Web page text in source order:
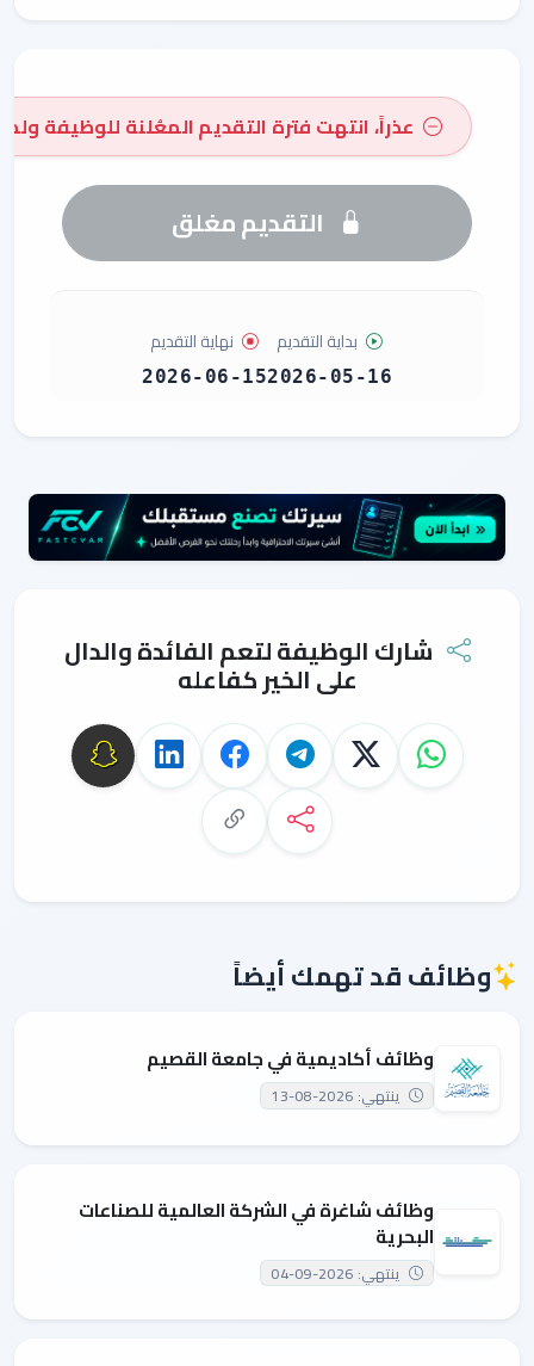
عذراً، انتهت فترة التقديم المعُلنة للوظيفة
التقديم مغلق
بداية التقديم
2026-05-16
نهاية التقديم
2026-06-15
شارك الوظيفة لتعم الفائدة والدال
على الخير كفاعله
وظائف قد تهمك أيضاً
وظائف أكاديمية في جامعة القصيم
ينتهي: 2026-08-13
وظائف شاغرة في الشركة العالمية للصناعات
البحرية
ينتهي: 2026-09-04